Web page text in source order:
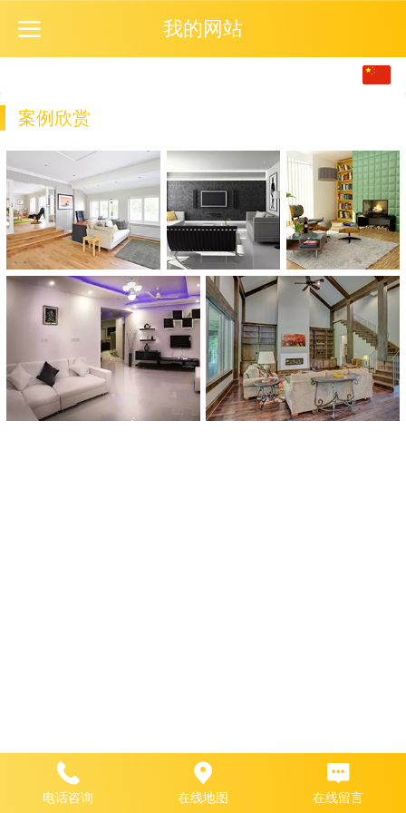
我的网站
案例欣赏
电话咨询 在线地图 在线留言